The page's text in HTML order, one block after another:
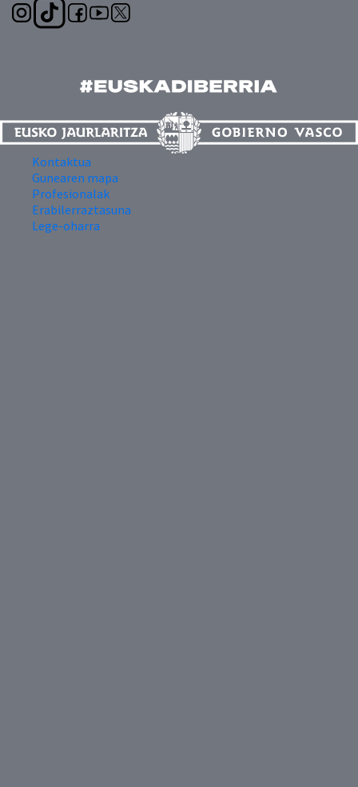
Kontaktua
Gunearen mapa
Profesionalak
Erabilerraztasuna
Lege-oharra